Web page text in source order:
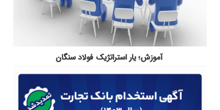
آموزش؛ یار استراتژیک فولاد سنگان